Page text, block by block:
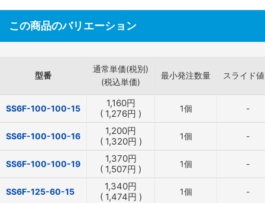
この商品のバリエーション
型番
通常単価(税別)
(税込単価)
最小発注数量 スライド
SS6F-100-100-15 1,160円
( 1,276円 ) 1個 -
SS6F-100-100-16 1,200円
( 1,320円 ) 1個 -
SS6F-100-100-19 1,370円
( 1,507円 ) 1個 -
SS6F-125-60-15 1,340円
( 1,474円 ) 1個 -